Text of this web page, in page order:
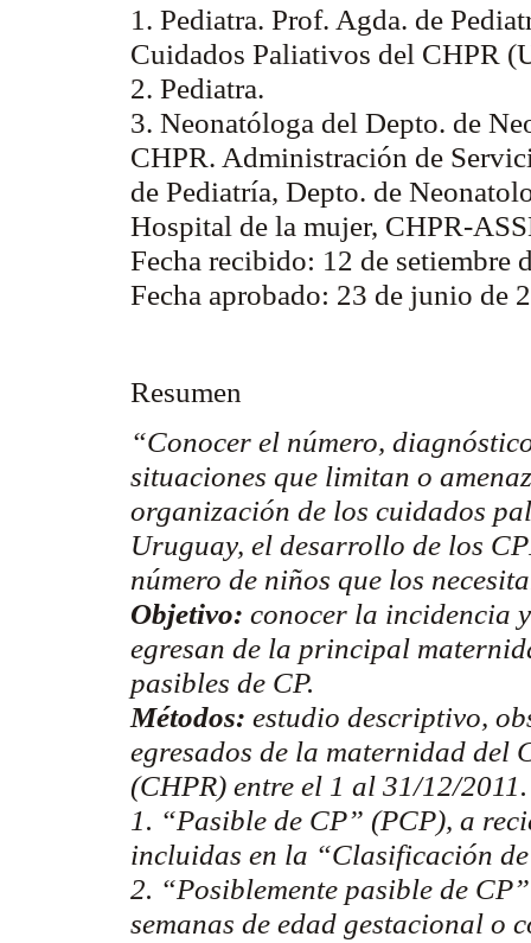
1. Pediatra. Prof. Agda. de
Cuidados Paliativos del CHPR
2. Pediatra.
3. Neonatóloga del Depto. de
CHPR. Administración de
de Pediatría, Depto. de
Hospital de la mujer, CHPR-
Fecha recibido: 12 de setiembre
Fecha aprobado: 23 de junio de
Resumen
“Conocer el número,
situaciones que limitan o
organización de los cuidados
Uruguay, el desarrollo de los
número de niños que los
Objetivo: conocer la incidencia
egresan de la principal
pasibles de CP.
Métodos: estudio descriptivo,
egresados de la maternidad del
(CHPR) entre el 1 al 31/12/
1. “Pasible de CP” (PCP), a
incluidas en la “Clasificación
2. “Posiblemente pasible de
semanas de edad gestacional o